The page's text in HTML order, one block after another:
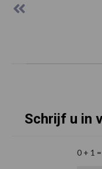
Schrijf u in
0 + 1 =